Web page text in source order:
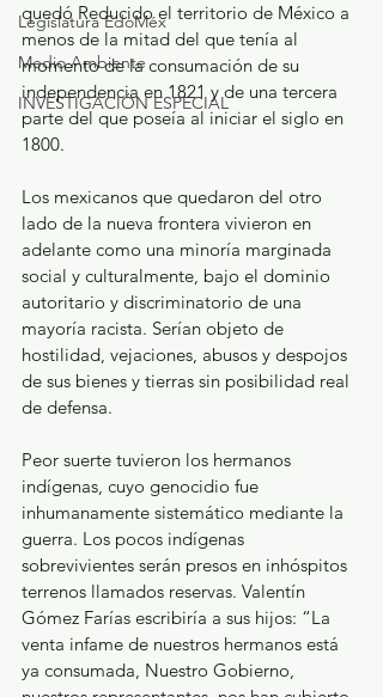
Legislatura EdoMéx
Medio Ambiente
INVESTIGACIÓN ESPECIAL
quedó Reducido el territorio de México a
menos de la mitad del que tenía al
momento de la consumación de su
independencia en 1821 y de una tercera
parte del que poseía al iniciar el siglo en
1800.
Los mexicanos que quedaron del otro
lado de la nueva frontera vivieron en
adelante como una minoría marginada
social y culturalmente, bajo el dominio
autoritario y discriminatorio de una
mayoría racista. Serían objeto de
hostilidad, vejaciones, abusos y despojos
de sus bienes y tierras sin posibilidad real
de defensa.
Peor suerte tuvieron los hermanos
indígenas, cuyo genocidio fue
inhumanamente sistemático mediante la
guerra. Los pocos indígenas
sobrevivientes serán presos en inhóspitos
terrenos llamados reservas. Valentín
Gómez Farías escribiría a sus hijos: “La
venta infame de nuestros hermanos está
ya consumada, Nuestro Gobierno,